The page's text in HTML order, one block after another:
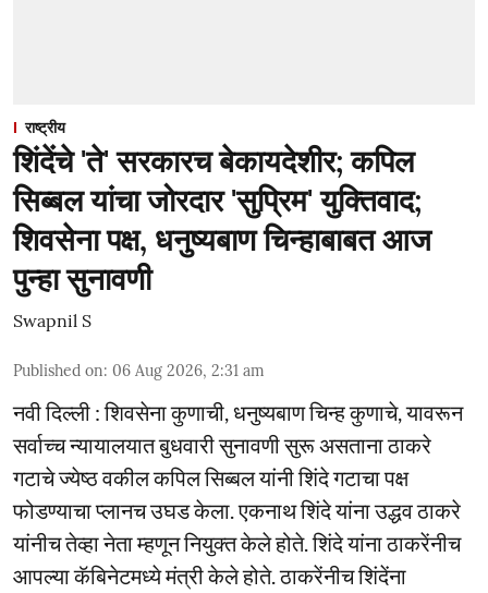
राष्ट्रीय
शिंदेंचे 'ते' सरकारच बेकायदेशीर; कपिल
सिब्बल यांचा जोरदार 'सुप्रिम' युक्तिवाद;
शिवसेना पक्ष, धनुष्यबाण चिन्हाबाबत आज
पुन्हा सुनावणी
Swapnil S
Published on: 06 Aug 2026, 2:31 am
नवी दिल्ली : शिवसेना कुणाची, धनुष्यबाण चिन्ह कुणाचे, यावरून
सर्वाच्च न्यायालयात बुधवारी सुनावणी सुरू असताना ठाकरे
गटाचे ज्येष्ठ वकील कपिल सिब्बल यांनी शिंदे गटाचा पक्ष
फोडण्याचा प्लानच उघड केला. एकनाथ शिंदे यांना उद्धव ठाकरे
यांनीच तेव्हा नेता म्हणून नियुक्त केले होते. शिंदे यांना ठाकरेंनीच
आपल्या कॅबिनेटमध्ये मंत्री केले होते. ठाकरेंनीच शिंदेंना